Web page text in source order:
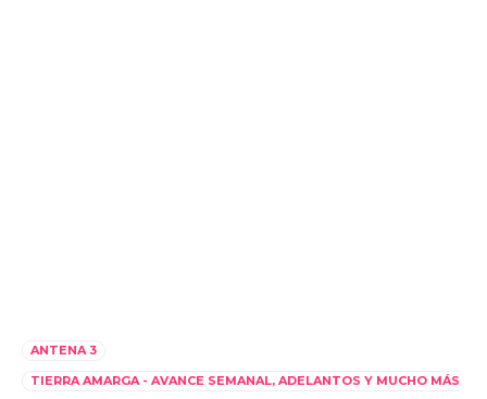
ANTENA 3
TIERRA AMARGA - AVANCE SEMANAL, ADELANTOS Y MUCHO MÁS